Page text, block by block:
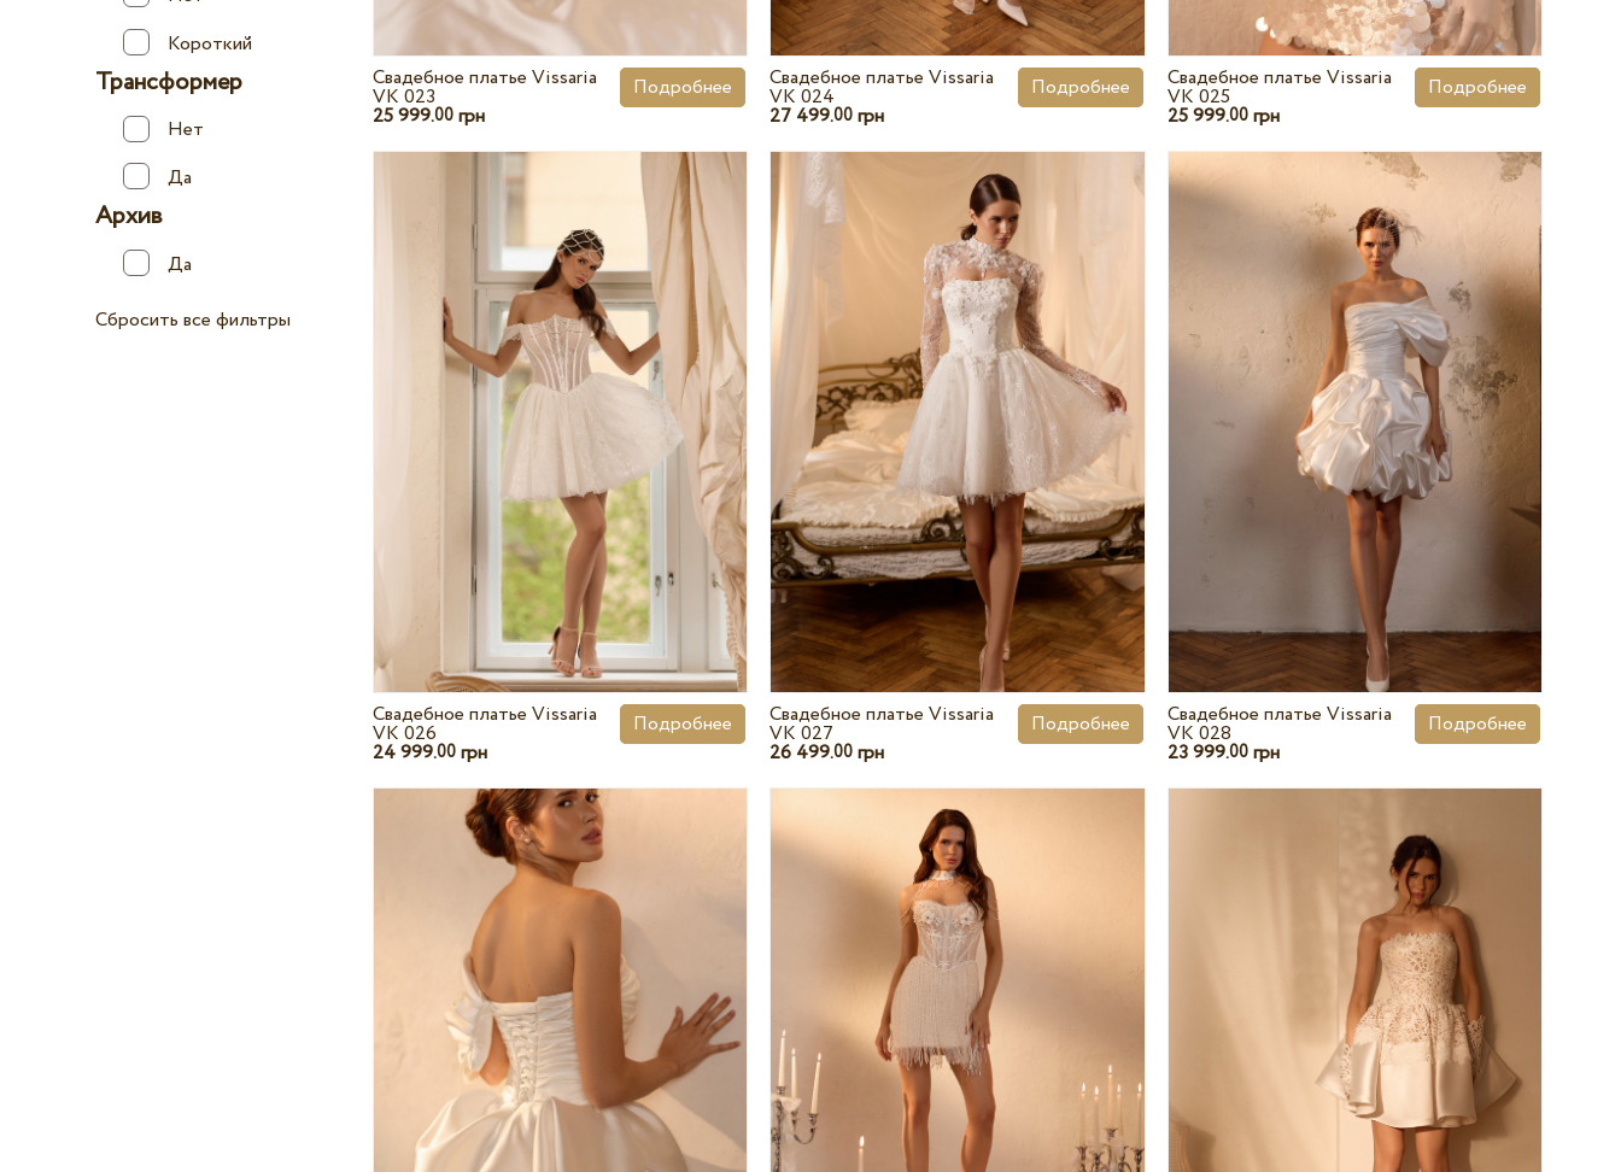
Короткий
Трансформер
Нет
Да
Архив
Да
Сбросить все фильтры
Свадебное платье Vissaria
VK 023
25 999.00 грн
Подробнее Свадебное платье Vissaria
VK 024
27 499.00 грн
Подробнее Свадебное платье Vissaria
VK 025
25 999.00грн
Подробнее
Свадебное платье Vissaria
VK 026
24 999.00 грн
Подробнее Свадебное платье Vissaria
VK 027
26 499.00 грн
Подробнее Свадебное платье Vissaria
VK 028
23 999.00грн
Подробнее